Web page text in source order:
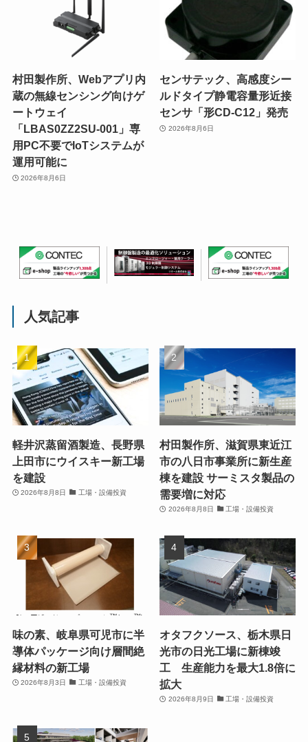
村田製作所、Webアプリ内
蔵の無線センシング向けゲ
ートウェイ
「LBAS0ZZ2SU-001」専
用PC不要でIoTシステムが
運用可能に
2026年8月6日
センサテック、高感度シー
ルドタイプ静電容量形近接
センサ「形CD-C12」発売
2026年8月6日
人気記事
軽井沢蒸留酒製造、長野県
上田市にウイスキー新工場
を建設
2026年8月8日 工場・設備投資
村田製作所、滋賀県東近江
市の八日市事業所に新生産
棟を建設 サーミスタ製品の
需要増に対応
2026年8月8日 工場・設備投資
味の素、岐阜県可児市に半
導体パッケージ向け層間絶
縁材料の新工場
2026年8月3日 工場・設備投資
オタフクソース、栃木県日
光市の日光工場に新棟竣
工 生産能力を最大1.8倍に
拡大
2026年8月9日 工場・設備投資